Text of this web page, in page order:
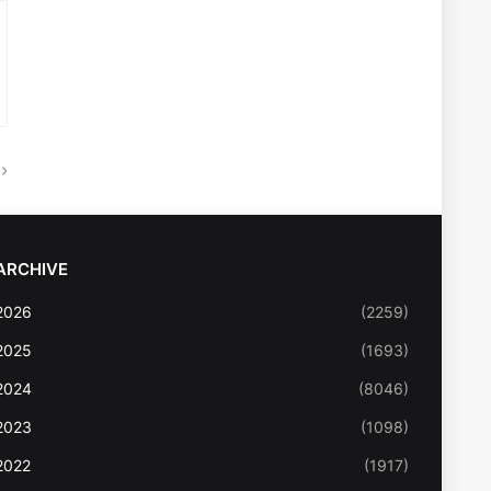
(2259)
(1693)
(8046)
(1098)
(1917)